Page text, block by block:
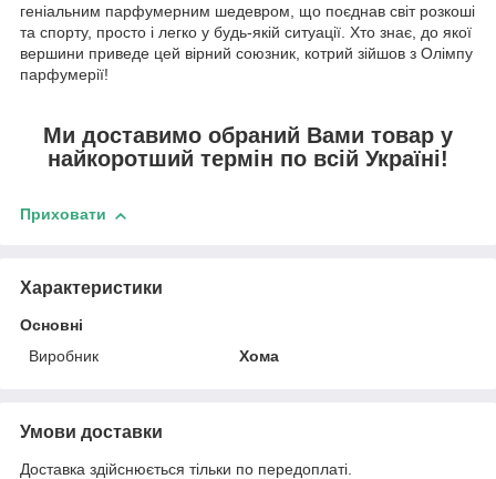
геніальним парфумерним шедевром, що поєднав світ розкоші
та спорту, просто і легко у будь-якій ситуації. Хто знає, до якої
вершини приведе цей вірний союзник, котрий зійшов з Олімпу
парфумерії!
Ми доставимо обраний Вами товар у
найкоротший термін по всій Україні!
Приховати
Характеристики
Основні
Виробник
Хома
Умови доставки
Доставка здійснюється тільки по передоплаті.